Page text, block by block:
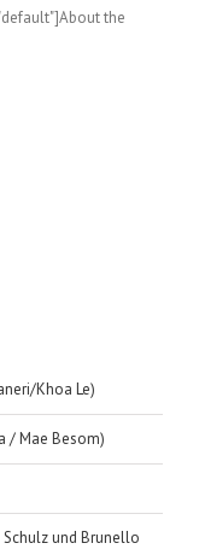
the
Khoa Le)
/ Mae Besom)
und Brunello